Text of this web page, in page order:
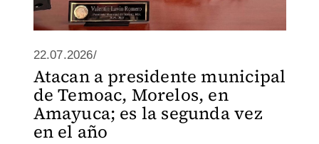
22.07.2026/
Atacan a presidente municipal
de Temoac, Morelos, en
Amayuca; es la segunda vez
en el año